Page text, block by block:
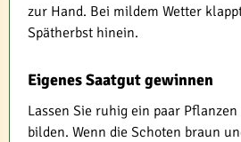
zur Hand. Bei mildem Wetter
Spätherbst hinein.
Eigenes Saatgut gewinnen
Lassen Sie ruhig ein paar
bilden. Wenn die Schoten braun